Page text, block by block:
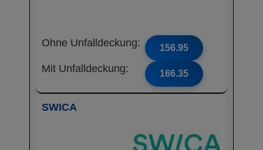
Ohne Unfalldeckung: 156.95
Mit Unfalldeckung: 166.35
SWICA